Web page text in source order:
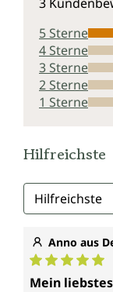
5 Sterne
4 Sterne
3 Sterne
2 Sterne
1 Sterne
Hilfreichste
Anno aus
Mein liebstes